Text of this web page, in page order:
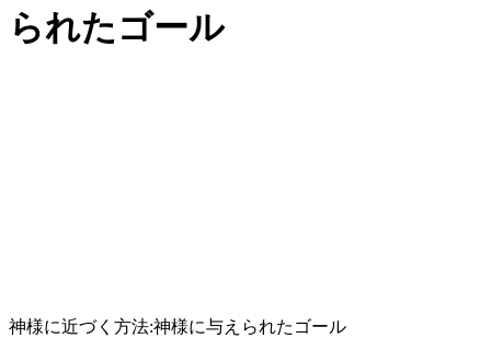
られたゴール
神様に近づく方法:神様に与えられたゴール